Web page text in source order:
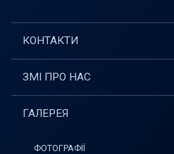
КОНТАКТИ
ЗМІ ПРО НАС
ГАЛЕРЕЯ
ФОТОГРАФІЇ